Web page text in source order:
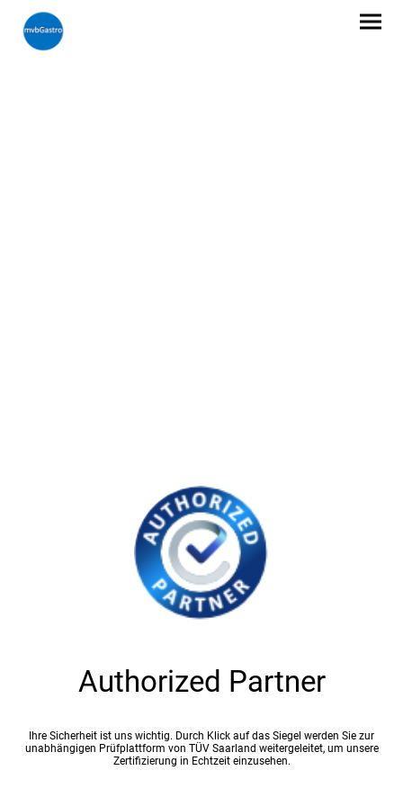
Authorized Partner
Ihre Sicherheit ist uns wichtig. Durch Klick auf das Siegel werden Sie zur
unabhängigen Prüfplattform von TÜV Saarland weitergeleitet, um unsere
Zertifizierung in Echtzeit einzusehen.